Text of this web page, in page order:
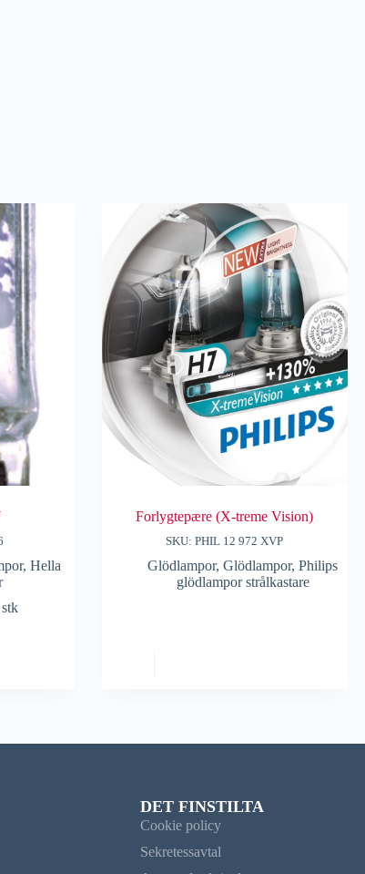
, Hella
Forlygtepære (X-treme Vision)
SKU: PHIL 12 972 XVP
Glödlampor,Glödlampor,Philips
glödlampor strålkastare
DET FINSTILTA
Cookie policy
Sekretessavtal